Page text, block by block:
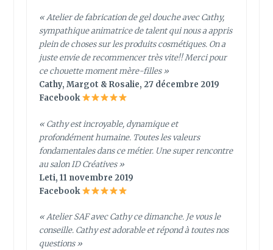
« Atelier de fabrication de gel douche avec Cathy,
sympathique animatrice de talent qui nous a appris
plein de choses sur les produits cosmétiques. On a
juste envie de recommencer très vite!! Merci pour
ce chouette moment mère-filles »
Cathy, Margot & Rosalie, 27 décembre 2019
Facebook
« Cathy est incroyable, dynamique et
profondément humaine. Toutes les valeurs
fondamentales dans ce métier. Une super rencontre
au salon ID Créatives »
Leti, 11 novembre 2019
Facebook
« Atelier SAF avec Cathy ce dimanche. Je vous le
conseille. Cathy est adorable et répond à toutes nos
questions »